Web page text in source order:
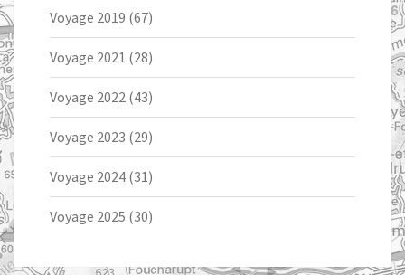
Voyage 2019 (67)
Voyage 2021 (28)
Voyage 2022 (43)
Voyage 2023 (29)
Voyage 2024 (31)
Voyage 2025 (30)